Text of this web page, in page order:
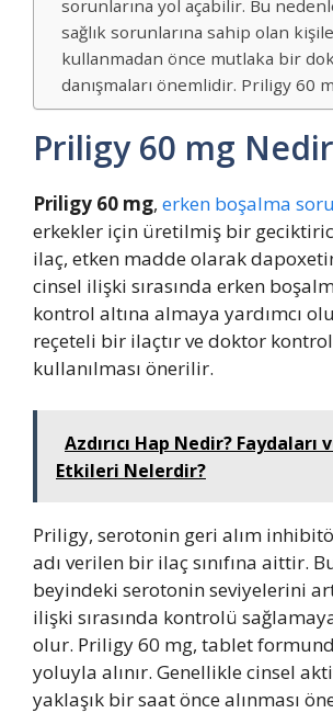
sorunlarına yol açabilir. Bu
sağlık sorunlarına sahip olan
kullanmadan önce mutlaka bir
danışmaları önemlidir. Priligy 60
Priligy 60 mg
Priligy 60 mg, erken boşalma
erkekler için üretilmiş bir
ilaç, etken madde olarak
cinsel ilişki sırasında erken
kontrol altına almaya yardımcı
reçeteli bir ilaçtır ve doktor
kullanılması önerilir.
Azdırıcı Hap Nedir? Faydaları
Etkileri Nelerdir?
Priligy, serotonin geri alım
adı verilen bir ilaç sınıfına aittir.
beyindeki serotonin seviyelerini
ilişki sırasında kontrolü
olur. Priligy 60 mg, tablet
yoluyla alınır. Genellikle cinsel
yaklaşık bir saat önce alınması